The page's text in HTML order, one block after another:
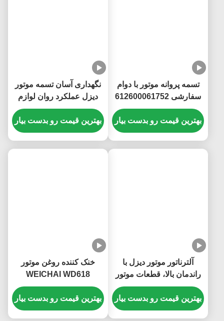
تسمه پروانه موتور با دوام
سفارشی 612600061752
612600061295
بهترین قیمت رو بدست بیار
نگهداری آسان تسمه موتور
دیزل عملکرد روان لوازم
جانبی موتور دیزل برای
Weichai WD615
بهترین قیمت رو بدست بیار
آلترناتور موتور دیزل با
راندمان بالا، قطعات موتور
دیزل صرفه جویی در انرژی
S00046485+01
JFZ2970SW1J
بهترین قیمت رو بدست بیار
خنک کننده روغن موتور
WEICHAI WD618
61800010113 نصب آسان
پایداری بالا
بهترین قیمت رو بدست بیار